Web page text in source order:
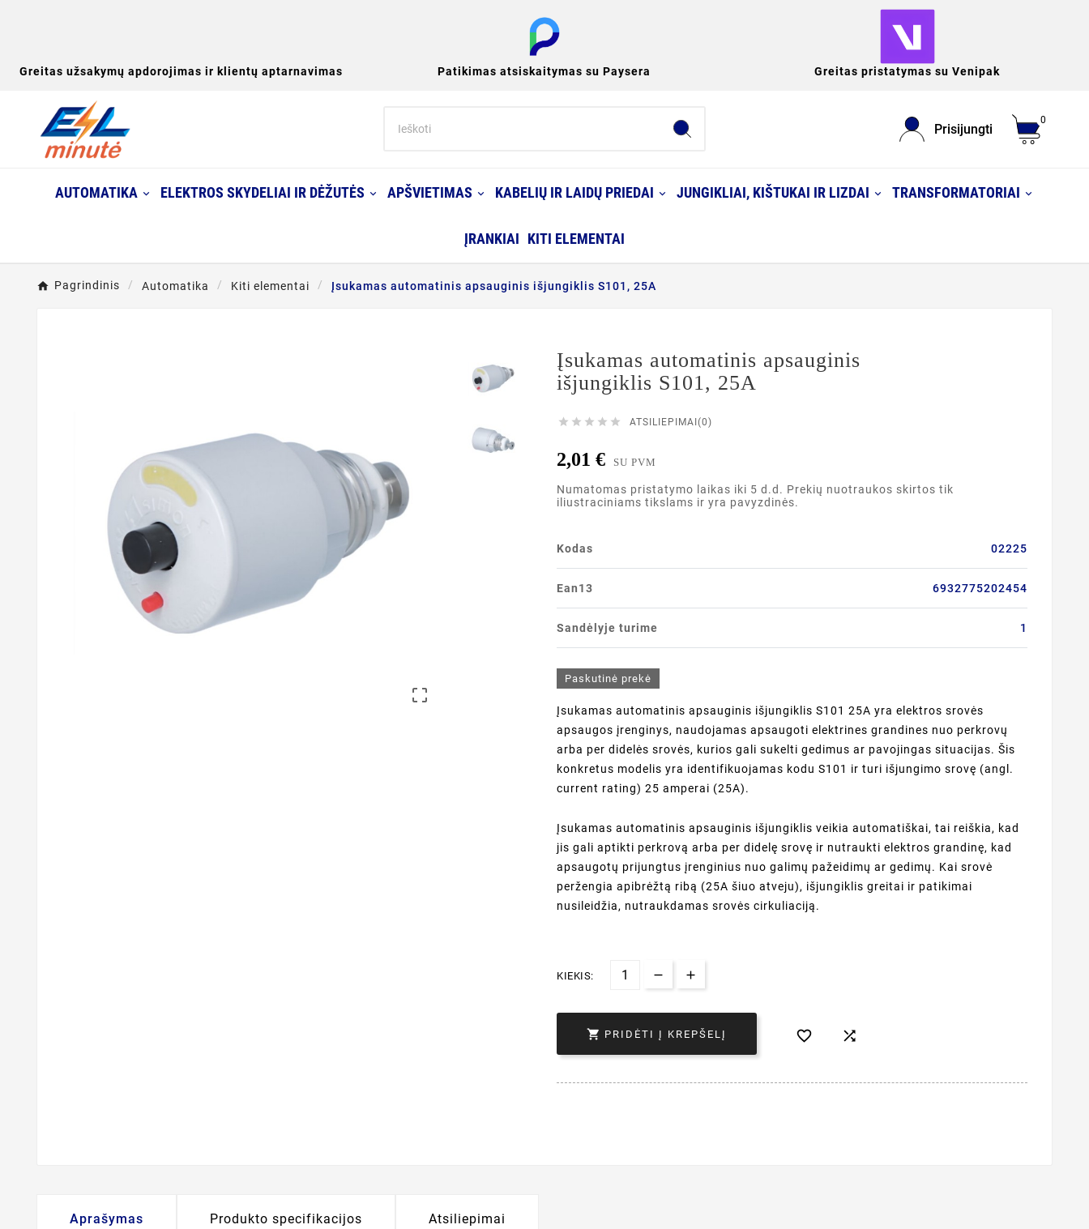
Greitas užsakymų apdorojimas ir klientų aptarnavimas Patikimas atsiskaitymas su Paysera Greitas pristatymas su Venipak
Prisijungti
0
AUTOMATIKA ELEKTROS SKYDELIAI IR DĖŽUTĖS APŠVIETIMAS KABELIŲ IR LAIDŲ PRIEDAI JUNGIKLIAI, KIŠTUKAI IR LIZDAI TRANSFORMATORIAI
ĮRANKIAI KITI ELEMENTAI
Pagrindinis Automatika Kiti elementai Įsukamas automatinis apsauginis išjungiklis S101, 25A

Įsukamas automatinis apsauginis
išjungiklis S101, 25A
     ATSILIEPIMAI(0)
2,01 € SU PVM
Numatomas pristatymo laikas iki 5 d.d. Prekių nuotraukos skirtos tik
iliustraciniams tikslams ir yra pavyzdinės.
Kodas 02225
Ean13 6932775202454
Sandėlyje turime 1
Paskutinė prekė
Įsukamas automatinis apsauginis išjungiklis S101 25A yra elektros srovės
apsaugos įrenginys, naudojamas apsaugoti elektrines grandines nuo perkrovų
arba per didelės srovės, kurios gali sukelti gedimus ar pavojingas situacijas. Šis
konkretus modelis yra identifikuojamas kodu S101 ir turi išjungimo srovę (angl.
current rating) 25 amperai (25A).
Įsukamas automatinis apsauginis išjungiklis veikia automatiškai, tai reiškia, kad
jis gali aptikti perkrovą arba per didelę srovę ir nutraukti elektros grandinę, kad
apsaugotų prijungtus įrenginius nuo galimų pažeidimų ar gedimų. Kai srovė
peržengia apibrėžtą ribą (25A šiuo atveju), išjungiklis greitai ir patikimai
nusileidžia, nutraukdamas srovės cirkuliaciją.
KIEKIS:
 PRIDĖTI Į KREPŠELĮ  
Aprašymas Produkto specifikacijos Atsiliepimai